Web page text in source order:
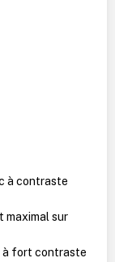
à contraste
maximal sur
à fort contraste